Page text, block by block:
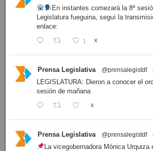
En instantes comezará la 8ª
Legislatura fueguina, seguí la
enlace:
1 X
Prensa Legislativa @prensalegistdf ·
LEGISLATURA: Dieron a conocer el
sesión de mañana
X
Prensa Legislativa @prensalegistdf ·
La vicegobernadora Mónica Urquiza